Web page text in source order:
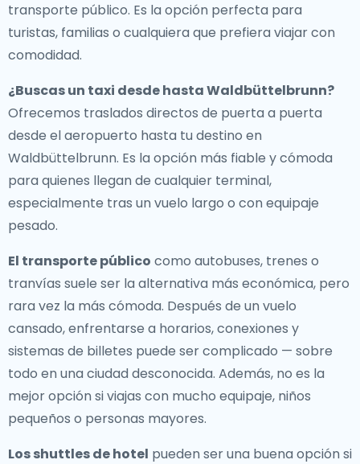
transporte público. Es la opción perfecta para
turistas, familias o cualquiera que prefiera viajar con
comodidad.
¿Buscas un taxi desde hasta Waldbüttelbrunn?
Ofrecemos traslados directos de puerta a puerta
desde el aeropuerto hasta tu destino en
Waldbüttelbrunn. Es la opción más fiable y cómoda
para quienes llegan de cualquier terminal,
especialmente tras un vuelo largo o con equipaje
pesado.
El transporte público como autobuses, trenes o
tranvías suele ser la alternativa más económica, pero
rara vez la más cómoda. Después de un vuelo
cansado, enfrentarse a horarios, conexiones y
sistemas de billetes puede ser complicado — sobre
todo en una ciudad desconocida. Además, no es la
mejor opción si viajas con mucho equipaje, niños
pequeños o personas mayores.
Los shuttles de hotel pueden ser una buena opción si